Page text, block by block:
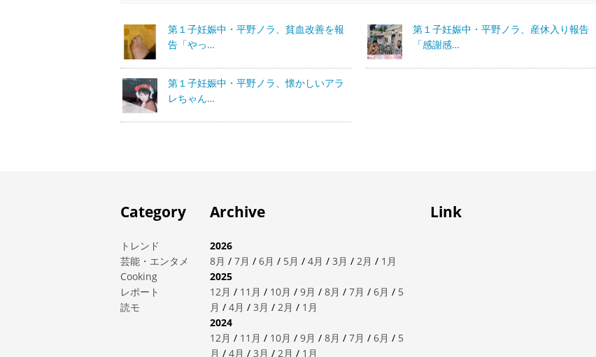
第１子妊娠中・平野ノラ、貧血改善を報
告「やっ…
第１子妊娠中・平野ノラ、産休入り報告
「感謝感…
第１子妊娠中・平野ノラ、懐かしいアラ
レちゃん…
Category
トレンド
芸能・エンタメ
Cooking
レポート
読モ
Archive
2026
8月 / 7月 / 6月 / 5月 / 4月 / 3月 / 2月 / 1月
2025
12月 / 11月 / 10月 / 9月 / 8月 / 7月 / 6月 / 5
月 / 4月 / 3月 / 2月 / 1月
2024
12月 / 11月 / 10月 / 9月 / 8月 / 7月 / 6月 / 5
月 / 4月 / 3月 / 2月 / 1月
Link